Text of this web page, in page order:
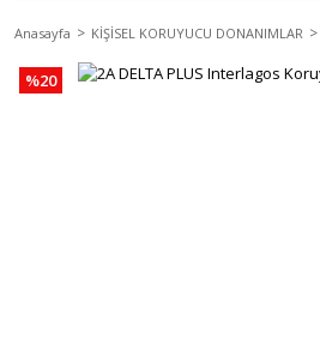
Anasayfa KİŞİSEL KORUYUCU DONANIMLAR
%20